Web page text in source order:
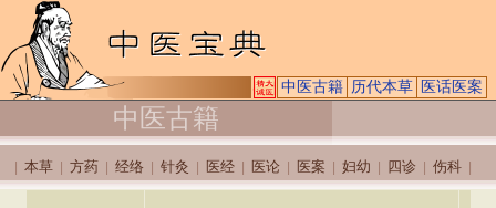
中医古籍 历代本草 医话医案
中医古籍
本草 方药 经络 针灸 医经 医论 医案 妇幼 四诊 伤科